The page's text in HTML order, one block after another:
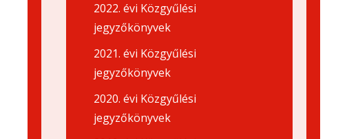
2022. évi Közgyűlési
jegyzőkönyvek
2021. évi Közgyűlési
jegyzőkönyvek
2020. évi Közgyűlési
jegyzőkönyvek